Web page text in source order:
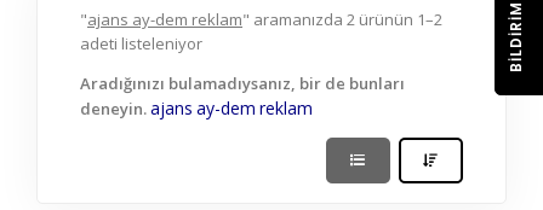
"ajans ay-dem reklam" aramanızda 2 ürünün 1–2
adeti listeleniyor
Aradığınızı bulamadıysanız, bir de bunları
deneyin.ajans ay-dem reklam
BILDIRIM